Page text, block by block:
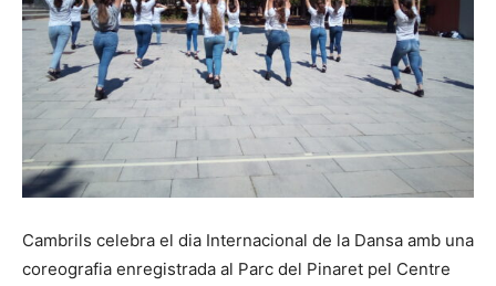
Cambrils celebra el dia Internacional de la Dansa amb una
coreografia enregistrada al Parc del Pinaret pel Centre